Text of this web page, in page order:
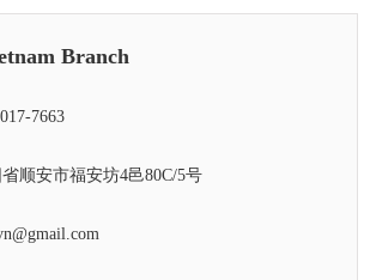
Branch
7663
顺安市福安坊4邑80C/5号